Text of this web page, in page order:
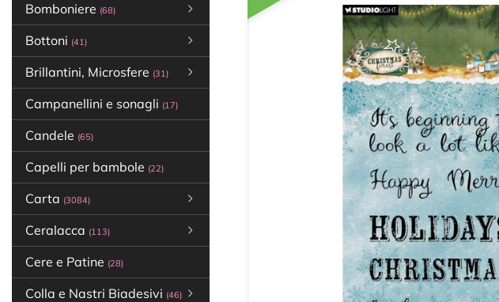
Bomboniere (68)
Bottoni (41)
Brillantini, Microsfere (31)
Campanellini e sonagli (17)
Candele (65)
Capelli per bambole (22)
Carta (3084)
Ceralacca (113)
Cere e Patine (28)
Colla e Nastri Biadesivi (46)